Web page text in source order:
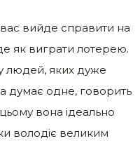
вийде справити на
як виграти лотерею.
людей, яких дуже
думає одне, говорить
вона ідеально
володіє великим